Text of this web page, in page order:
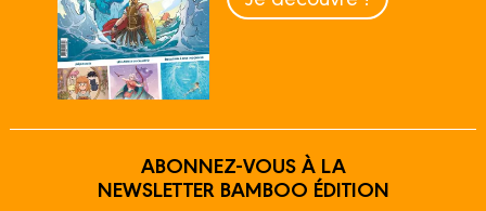
ABONNEZ-VOUS À LA
NEWSLETTER BAMBOO ÉDITION